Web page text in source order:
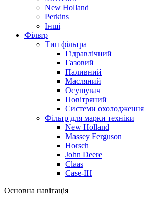
New Holland
Perkins
Інші
Фільтр
Тип фільтра
Гідравлічний
Газовий
Паливний
Масляний
Осушувач
Повітряний
Системи охолодження
Фільтр для марки техніки
New Holland
Massey Ferguson
Horsch
John Deere
Claas
Case-IH
Основна навігація